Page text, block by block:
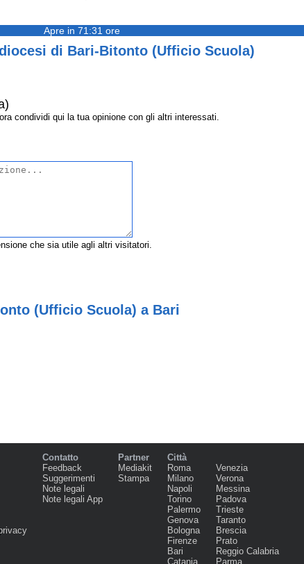
Apre in 71:31 ore
di Bari-Bitonto (Ufficio Scuola)
condividi qui la tua opinione con gli altri interessati.
che sia utile agli altri visitatori.
(Ufficio Scuola) a Bari
Contatto
Feedback
Suggerimenti
Note legali
Note legali App
Partner
Mediakit
Stampa
Città
Roma
Milano
Napoli
Torino
Palermo
Genova
Bologna
Firenze
Bari
Catania
Venezia
Verona
Messina
Padova
Trieste
Taranto
Brescia
Prato
Reggio Calabria
Parma